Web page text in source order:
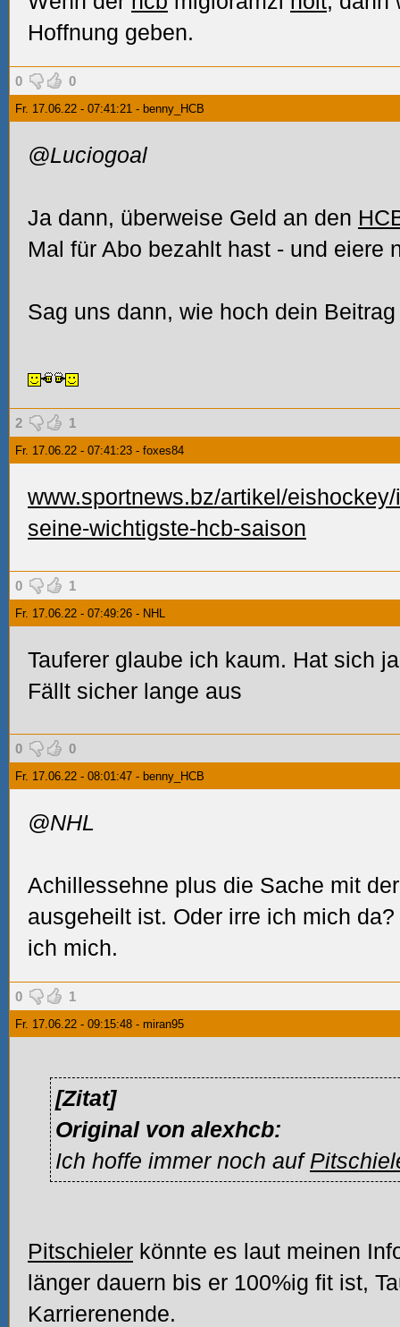
Hoffnung geben.
0 0
Fr. 17.06.22 - 07:41:21 - benny_HCB
@Luciogoal
Ja dann, überweise Geld an den
Mal für Abo bezahlt hast - und eiere
Sag uns dann, wie hoch dein
2 1
Fr. 17.06.22 - 07:41:23 - foxes84
www.sportnews.bz/artikel/
seine-wichtigste-hcb-saison
0 1
Fr. 17.06.22 - 07:49:26 - NHL
Tauferer glaube ich kaum. Hat sich
Fällt sicher lange aus
0 0
Fr. 17.06.22 - 08:01:47 - benny_HCB
@NHL
Achillessehne plus die Sache mit
ausgeheilt ist. Oder irre ich mich
ich mich.
0 1
Fr. 17.06.22 - 09:15:48 - miran95
[Zitat]
Original von alexhcb:
Ich hoffe immer noch auf
Pitschieler könnte es laut meinen
länger dauern bis er 100%ig fit ist,
Karrierenende.